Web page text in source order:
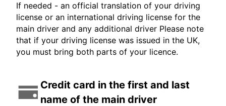
If needed - an official translation of your driving
license or an international driving license for the
main driver and any additional driver Please note
that if your driving license was issued in the UK,
you must bring both parts of your licence.
Credit card in the first and last
name of the main driver